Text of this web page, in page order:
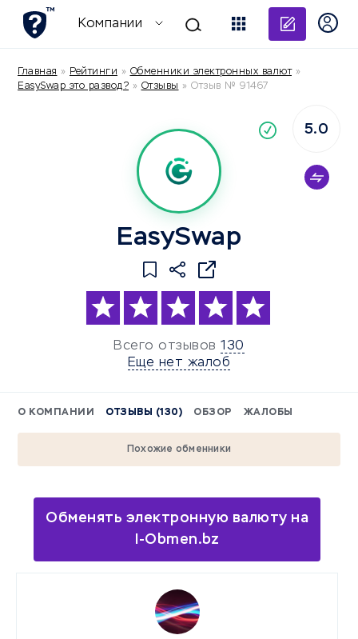
Компании
Главная » Рейтинги » Обменники электронных валют»
EasySwap это развод? » Отзывы » Отзыв № 91467
EasySwap
Всего отзывов 130
Еще нет жалоб
5.0
О КОМПАНИИ ОТЗЫВЫ (130) ОБЗОР ЖАЛОБЫ
Похожие обменники
Обменять электронную валюту на
I-Obmen.bz